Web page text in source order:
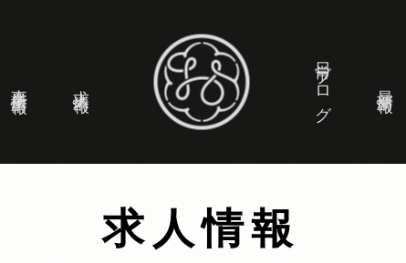
日常ブログ
求人情報